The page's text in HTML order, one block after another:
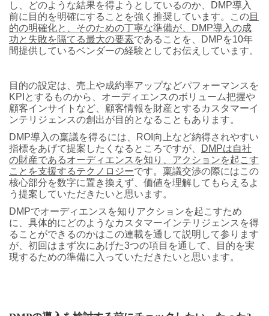
し、どのような結果を得ようとしているのか、DMP導入
前に目的を明確にすることを強く推奨しています。この目
的の明確化と、そのための丁寧な準備が、DMP導入の成
功と失敗を隔てる最大の要素であることを、DMPを10年
間提供しているベンダーの経験としてお伝えしています。
目的の設定は、売上や成約率アップなどパフォーマンスを
KPIとするものから、オーディエンスのボリューム把握や
顧客インサイトなど、顧客情報を財産とするカスタマーイ
ンテリジェンスの創出が目的となることもあります。
DMP導入の稟議を得るには、ROI向上など納得されやすい
指標をあげて提案したくなるところですが、
DMPは自社
の財産であるオーディエンスを知り、アクションを起こす
ことを支援するテクノロジーです。稟議交渉の際にはこの
核心部分を数字に置き換えず、価値を理解してもらえるよ
う提案していただきたいと思います。
DMPでオーディエンスを知りアクションを起こすため
に、具体的にどのようなカスタマーインテリジェンスを得
ることができるのかはこの連載を通して説明して参ります
が、初回はまず次にあげた3つの項目を通して、目的を実
現するための準備に入っていただきたいと思います。